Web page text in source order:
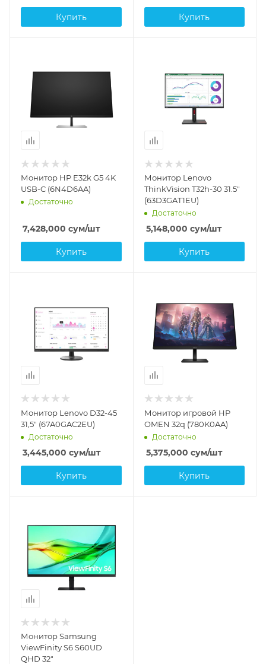
Купить Купить
Монитор HP E32k G5 4K
USB-C (6N4D6AA)
Достаточно
7,428,000 сум/шт
Купить
Монитор Lenovo
ThinkVision T32h-30 31.5"
(63D3GAT1EU)
Достаточно
5,148,000 сум/шт
Купить
Монитор Lenovo D32-45
31,5" (67A0GAC2EU)
Достаточно
3,445,000 сум/шт
Купить
Монитор игровой HP
OMEN 32q (780K0AA)
Достаточно
5,375,000 сум/шт
Купить
Монитор Samsung
ViewFinity S6 S60UD
QHD 32"